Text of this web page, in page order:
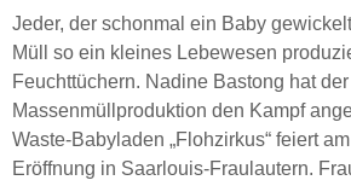
Jeder, der schonmal ein Baby
Müll so ein kleines Lebewesen
Feuchttüchern. Nadine Bastong hat der
Massenmüllproduktion den Kampf
Waste-Babyladen „Flohzirkus“ feiert
Eröffnung in Saarlouis-Fraulautern.